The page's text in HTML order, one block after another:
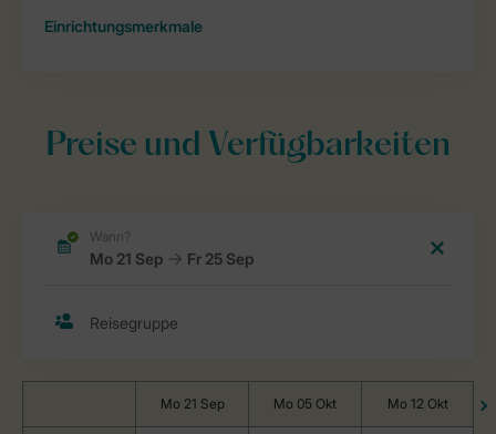
Einrichtungsmerkmale
Preise und Verfügbarkeiten
Mo 21 Sep Mo 05 Okt Mo 12 Okt